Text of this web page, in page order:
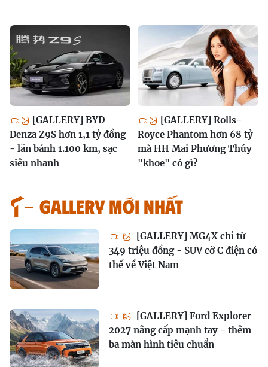
[GALLERY] BYD
Denza Z9S hơn 1,1 tỷ đồng
- lăn bánh 1.100 km, sạc
siêu nhanh
[GALLERY] Rolls-
Royce Phantom hơn 68 tỷ
mà HH Mai Phương Thúy
"khoe" có gì?
GALLERY MỚI NHẤT
[GALLERY] MG4X chỉ từ
349 triệu đồng - SUV cỡ C điện có
thể về Việt Nam
[GALLERY] Ford Explorer
2027 nâng cấp mạnh tay - thêm
ba màn hình tiêu chuẩn